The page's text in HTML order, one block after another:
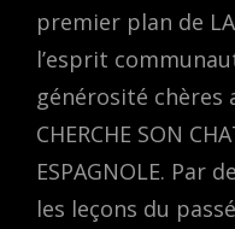
premier plan de LA
l’esprit
générosité chères
CHERCHE SON
ESPAGNOLE. Par
les leçons du